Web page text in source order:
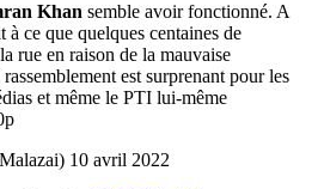
Khan semble avoir fonctionné. A
à ce que quelques centaines de
rue en raison de la mauvaise
est surprenant pour les
et même le PTI lui-même
10 avril 2022